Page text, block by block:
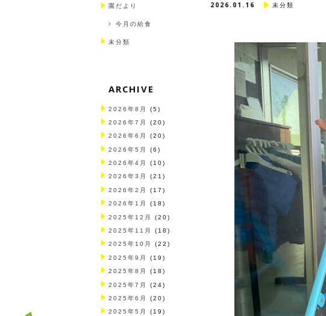
2026.01.16 未分類
園だより
今月の給食
未分類
ARCHIVE
2026年8月 (5)
2026年7月 (20)
2026年6月 (20)
2026年5月 (6)
2026年4月 (10)
2026年3月 (21)
2026年2月 (17)
2026年1月 (18)
2025年12月 (20)
2025年11月 (18)
2025年10月 (22)
2025年9月 (19)
2025年8月 (18)
2025年7月 (24)
2025年6月 (20)
2025年5月 (19)